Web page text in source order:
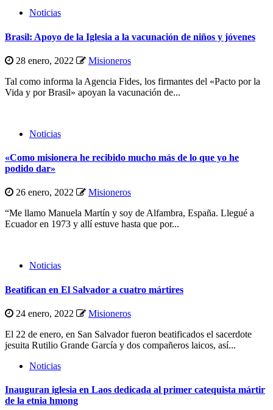
Noticias
Brasil: Apoyo de la Iglesia a la vacunación de niños y jóvenes
28 enero, 2022
Misioneros
Tal como informa la Agencia Fides, los firmantes del «Pacto por la
Vida y por Brasil» apoyan la vacunación de...
Noticias
«Como misionera he recibido mucho más de lo que yo he
podido dar»
26 enero, 2022
Misioneros
“Me llamo Manuela Martín y soy de Alfambra, España. Llegué a
Ecuador en 1973 y allí estuve hasta que por...
Noticias
Beatifican en El Salvador a cuatro mártires
24 enero, 2022
Misioneros
El 22 de enero, en San Salvador fueron beatificados el sacerdote
jesuita Rutilio Grande García y dos compañeros laicos, así...
Noticias
Inauguran iglesia en Laos dedicada al primer catequista mártir
de la etnia hmong